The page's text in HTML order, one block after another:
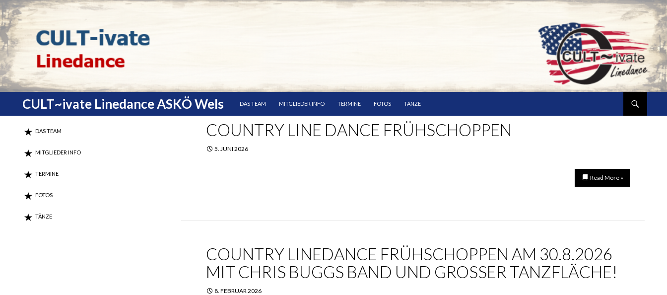
CULT~ivate Linedance ASKÖ Wels
DAS TEAM
MITGLIEDER INFO TERMINE FOTOS TÄNZE
COUNTRY LINE DANCE FRÜHSCHOPPEN
5. JUNI 2026
Read More »
COUNTRY LINEDANCE FRÜHSCHOPPEN AM 30.8.2026
MIT CHRIS BUGGS BAND UND GROSSER TANZFLÄCHE!
8. FEBRUAR 2026
DAS TEAM
MITGLIEDER INFO
TERMINE
FOTOS
TÄNZE